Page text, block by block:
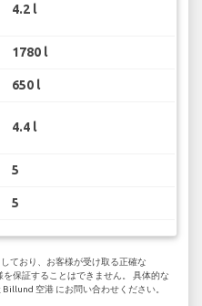
4.2 l
1780 l
650 l
4.4 l
5
5
ており、お客様が受け取る正確な
保証することはできません。 具体的な
空港 にお問い合わせください。